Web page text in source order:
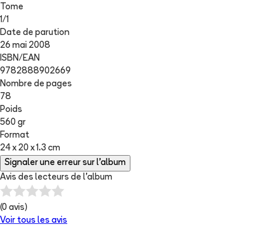
Tome
1/1
Date de parution
26 mai 2008
ISBN/EAN
9782888902669
Nombre de pages
78
Poids
560 gr
Format
24 x 20 x 1.3 cm
Signaler une erreur sur l'album
Avis des lecteurs de l'album
(0 avis)
Voir tous les avis